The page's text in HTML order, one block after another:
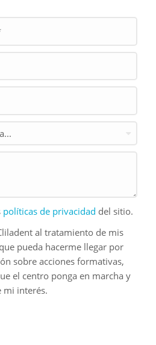
políticas de privacidad del sitio.
al tratamiento de mis
pueda hacerme llegar por
sobre acciones formativas,
el centro ponga en marcha y
mi interés.